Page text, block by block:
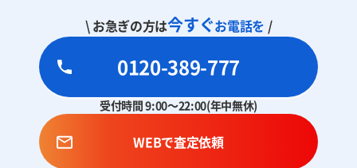
\ お急ぎの方は今すぐお電話を /
0120-389-777
受付時間 9:00～22:00(年中無休)
WEBで査定依頼